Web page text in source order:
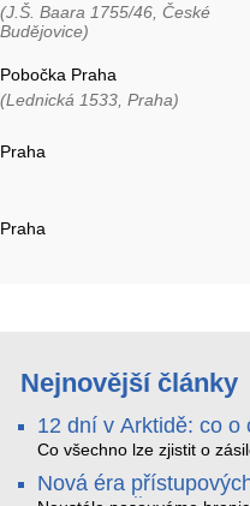
(J.Š. Baara 1755/46, České
Budějovice)
Pobočka Praha
(Lednická 1533, Praha)
Praha
Praha
Nejnovější články
12 dní v Arktidě: co o
na Nordkapp řekla
SMARTBOX 2 MAX
Co všechno lze zjistit o
SMARTBOX 2 MAX jsme
Nová éra